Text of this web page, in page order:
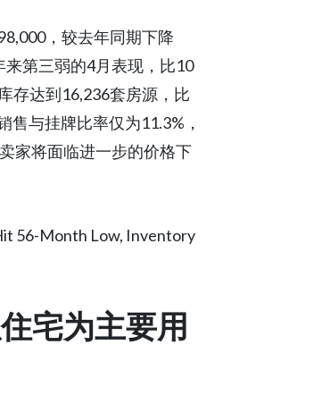
，较去年同期下降
来第三弱的4月表现，比10
存达到16,236套房源，比
售与挂牌比率仅为11.3%，
家将面临进一步的价格下
56-Month Low, Inventory
宅为主要用